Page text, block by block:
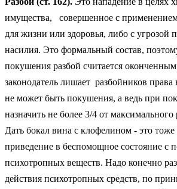
имущества, совершенное с
для жизни или здоровья, либо с угрозой
насилия. Это формальный состав,
покушения разбой считается
законодатель лишает разбойников права
не может быть покушения, а ведь при
назначить не более 3/4 от максимального
Дать бокал вина с клофелином - это тоже
приведение в беспомощное состояние с
психотропных веществ. Надо конечно
действия психотропных средств, по